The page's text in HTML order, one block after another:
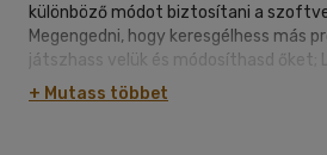
különböző módot biztosítani a
Megengedni, hogy keresgélhess más
játszhass velük és módosíthasd őket;
megoszd a projektjeidet; Létrehozni
ahol tanulhattok egymástól.
+ Mutass többet